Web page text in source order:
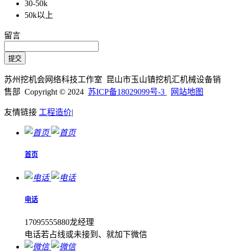
30-50k
50k以上
留言
苏州挖机会网络科技工作室 昆山市玉山镇挖机汇机械设备销
售部 Copyright © 2024 苏ICP备18029099号-3 网站地图
友情链接 工程造价|
首页
电话
17095555880龙经理
电话若占线或未接到、就加下微信